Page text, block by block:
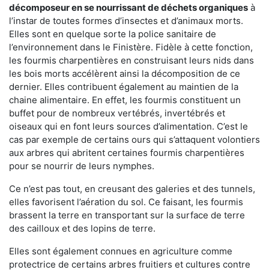
décomposeur en se nourrissant de déchets organiques à
l’instar de toutes formes d’insectes et d’animaux morts.
Elles sont en quelque sorte la police sanitaire de
l’environnement dans le Finistère. Fidèle à cette fonction,
les fourmis charpentières en construisant leurs nids dans
les bois morts accélèrent ainsi la décomposition de ce
dernier. Elles contribuent également au maintien de la
chaine alimentaire. En effet, les fourmis constituent un
buffet pour de nombreux vertébrés, invertébrés et
oiseaux qui en font leurs sources d’alimentation. C’est le
cas par exemple de certains ours qui s’attaquent volontiers
aux arbres qui abritent certaines fourmis charpentières
pour se nourrir de leurs nymphes.
Ce n’est pas tout, en creusant des galeries et des tunnels,
elles favorisent l’aération du sol. Ce faisant, les fourmis
brassent la terre en transportant sur la surface de terre
des cailloux et des lopins de terre.
Elles sont également connues en agriculture comme
protectrice de certains arbres fruitiers et cultures contre